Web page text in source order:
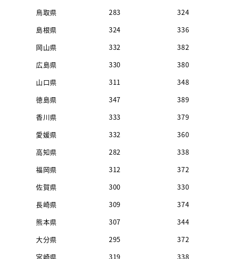
鳥取県
283
324
島根県
324
336
岡山県
332
382
広島県
330
380
山口県
311
348
徳島県
347
389
香川県
333
379
愛媛県
332
360
高知県
282
338
福岡県
312
372
佐賀県
300
330
長崎県
309
374
熊本県
307
344
大分県
295
372
宮崎県
319
338